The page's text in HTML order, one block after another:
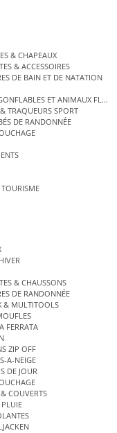
& CHAPEAUX
& ACCESSOIRES
DE BAIN ET DE NATATION
ET ANIMAUX
TRAQUEURS SPORT
DE RANDONNÉE
TOURISME
& CHAUSSONS
DE RANDONNÉE
& MULTITOOLS
FERRATA
ZIP OFF
A-NEIGE
DE JOUR
COUVERTS
PLUIE